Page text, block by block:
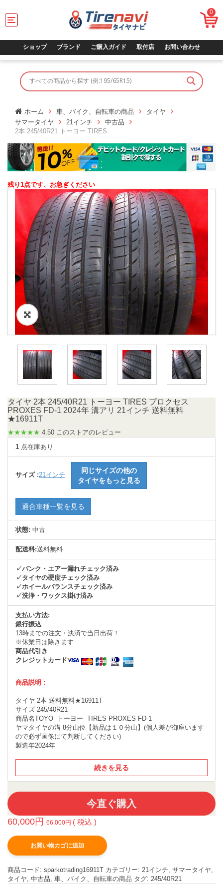
T
o
l
o
n
0
ショップ ブランド ご購入ガイド 取付店 お問い合わせ
ホーム 車、バイク、自転車の商品
タイヤ
サマータイヤ
21インチ
中古品
2本 245/40R21 トーヨー TIRES
残り1点です、お急ぎください
タイヤ 2本 245/40R21 トーヨー TIRES プロクセス
PROXES FD-1 2024年 溝アリ 21インチ 送料無料
★16911T
★★★★★ 4.50 このストアのレビュー
1 点在庫あり
サイズ :21インチ
同じサイズの他の
タイヤをもっと見る
適合車種一覧を見る
状態: 中古
配送料:送料無料
✓パンク・エアー漏れチェック済み
✓タイヤの硬度チェック済み
✓ホイールバランスチェック済み
✓洗浄・ワックス掛け済み
支払い方法:
銀行振込
13時までの注文・決済で当日出荷！
※休業日は除きます
商品代引き
クレジットカード
商品説明 :
タイヤ 2本 送料無料★16911T
サイズ 245/40R21
商品名TOYO トーヨー TIRES PROXES FD-1
ヤマタイヤの溝 8分山位【新品は１０分山】(個人差が御座います
ので必ず画像にて判断してください)
製造年2024年
続きを見る
今直ぐ購入
60,000円 66,000円 ( 税込 )
お買い物カゴに追加
商品コード: sparkotrading16911T カテゴリー: 21インチ サマータイヤ
タイヤ 中古品 車、バイク、自転車の商品 タグ: 245/40R21